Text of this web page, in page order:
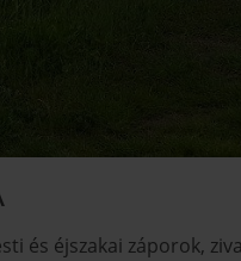
és éjszakai záporok,